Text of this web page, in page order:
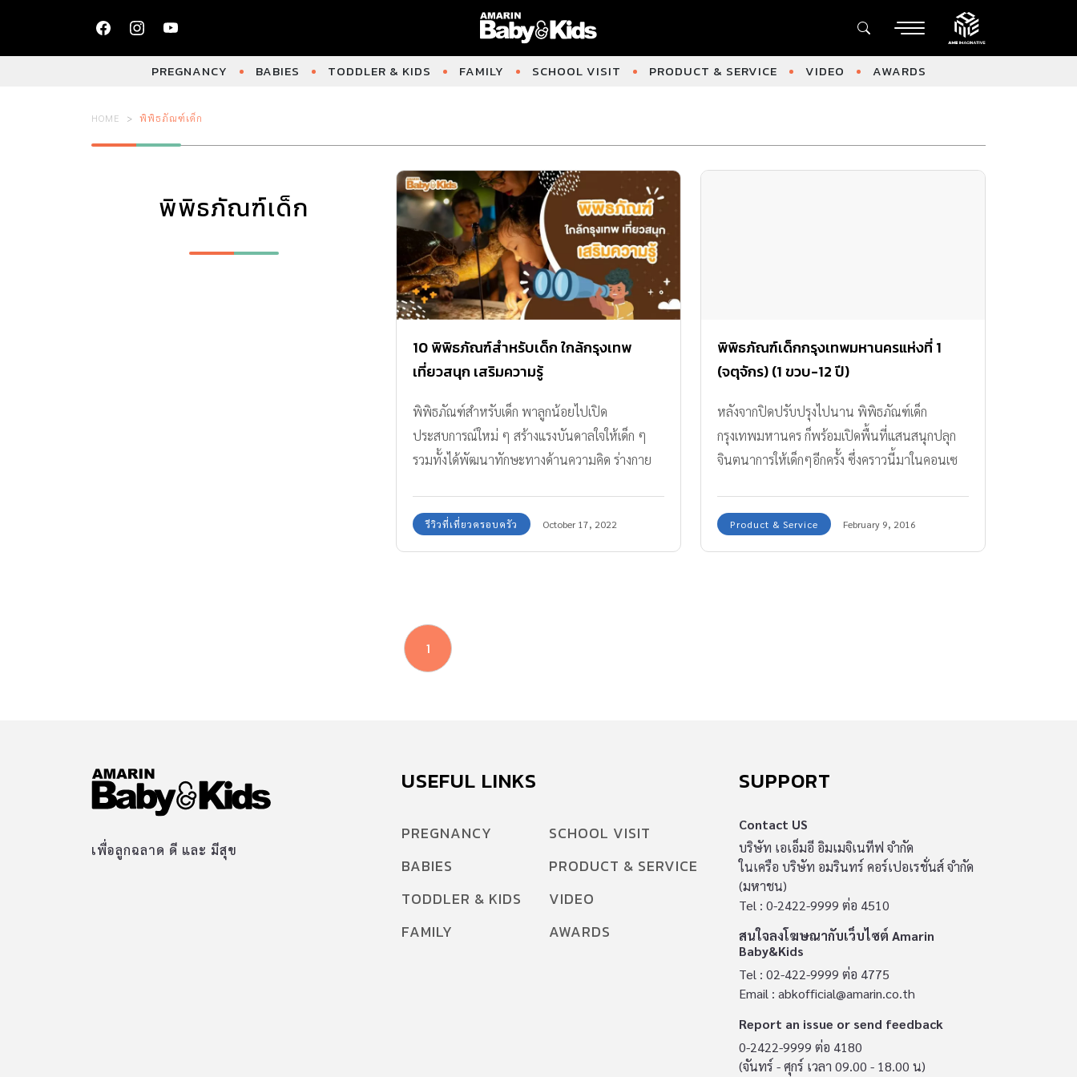
PREGNANCY BABIES TODDLER & KIDS FAMILY SCHOOL VISIT PRODUCT & SERVICE VIDEO AWARDS
HOME พิพิธภัณฑ์เด็ก
พิพิธภัณฑ์เด็ก
10 พิพิธภัณฑ์สำหรับเด็ก ใกล้กรุงเทพ
เที่ยวสนุก เสริมความรู้
พิพิธภัณฑ์สำหรับเด็ก พาลูกน้อยไปเปิด
ประสบการณ์ใหม่ ๆ สร้างแรงบันดาลใจให้เด็ก ๆ
รวมทั้งได้พัฒนาทักษะทางด้านความคิด ร่างกาย
รีวิวที่เที่ยวครอบครัว October 17, 2022
พิพิธภัณฑ์เด็กกรุงเทพมหานครแห่งที่ 1
(จตุจักร) (1 ขวบ-12 ปี)
หลังจากปิดปรับปรุงไปนาน พิพิธภัณฑ์เด็ก
กรุงเทพมหานคร ก็พร้อมเปิดพื้นที่แสนสนุกปลุก
จินตนาการให้เด็กๆอีกครั้ง ซึ่งคราวนี้มาในคอนเซ
ตัวเองProduct & Service February 9, 2016
1
เพื่อลูกฉลาด ดี และ มีสุข
USEFUL LINKS
PREGNANCY
BABIES
TODDLER & KIDS
FAMILY
SCHOOL VISIT
PRODUCT & SERVICE
VIDEO
AWARDS
SUPPORT
Contact US
บริษัท เอเอ็มอี อิมเมจิเนทีฟ จำกัด
ในเครือ บริษัท อมรินทร์ คอร์เปอเรชั่นส์ จำกัด
(มหาชน)
Tel : 0-2422-9999 ต่อ 4510
สนใจลงโฆษณากับเว็บไซต์ Amarin
Baby&Kids
Tel : 02-422-9999 ต่อ 4775
Email : abkofficial@amarin.co.th
Report an issue or send feedback
0-2422-9999 ต่อ 4180
(จันทร์ - ศุกร์ เวลา 09.00 - 18.00 น)